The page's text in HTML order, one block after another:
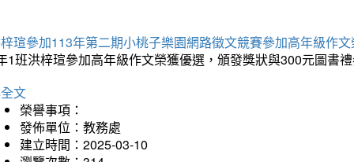
瑄參加113年第二期小桃子樂園網路徵文競賽參加高年級作
1班洪梓瑄參加高年級作文榮獲優選，頒發獎狀與300元圖書
文
榮譽事項：
發佈單位：教務處
建立時間：2025-03-10